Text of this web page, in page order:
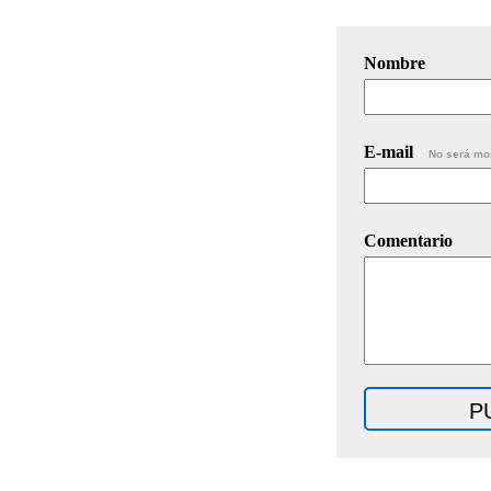
Nombre
E-mail No será
Comentario